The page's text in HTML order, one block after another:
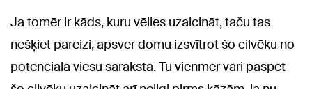
Ja tomēr ir kāds, kuru vēlies uzaicināt, taču tas
nešķiet pareizi, apsver domu izsvītrot šo cilvēku no
potenciālā viesu saraksta. Tu vienmēr vari paspēt